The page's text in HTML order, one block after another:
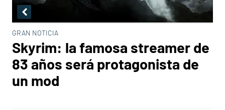
GRAN NOTICIA
Skyrim: la famosa streamer de
83 años será protagonista de
un mod